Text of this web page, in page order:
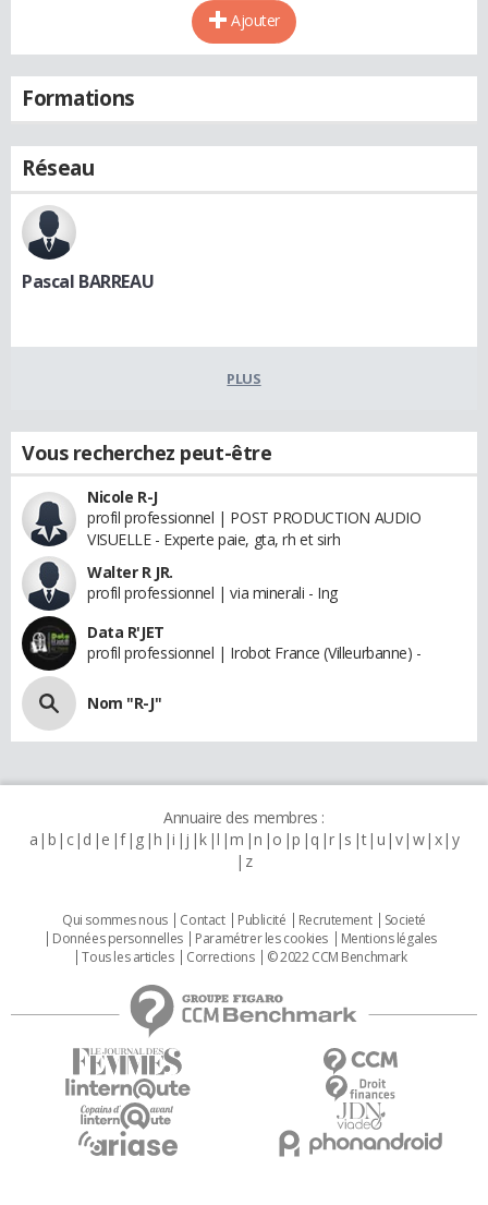
Ajouter
Formations
Réseau
Pascal BARREAU
PLUS
Vous recherchez peut-être
Nicole R-J
profil professionnel | POST PRODUCTION AUDIO
VISUELLE - Experte paie, gta, rh et sirh
Walter R JR.
profil professionnel | via minerali - Ing
Data R'JET
profil professionnel | Irobot France (Villeurbanne) -
Nom "R-J"
Annuaire des membres :
a b c d e f g h i j k l m n o p q r s t u v w x y
z
Qui sommes nous Contact Publicité Recrutement
Societé
Données personnelles
Paramétrer les cookies
Mentions légales
Tous les articles
Corrections © 2022 CCM Benchmark